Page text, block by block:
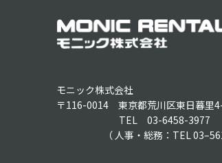
モニック株式会社
〒116-0014 東京都荒川区東日暮里
TEL 03-6458-3977
（ 人事・総務：TEL